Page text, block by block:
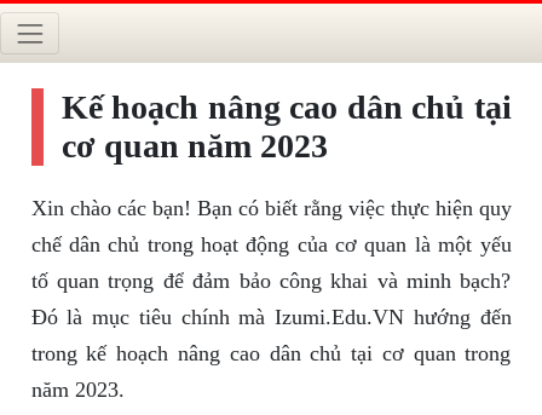
Kế hoạch nâng cao dân chủ tại
cơ quan năm 2023
Xin chào các bạn! Bạn có biết rằng việc thực hiện quy
chế dân chủ trong hoạt động của cơ quan là một yếu
tố quan trọng để đảm bảo công khai và minh bạch?
Đó là mục tiêu chính mà Izumi.Edu.VN hướng đến
trong kế hoạch nâng cao dân chủ tại cơ quan trong
năm 2023.